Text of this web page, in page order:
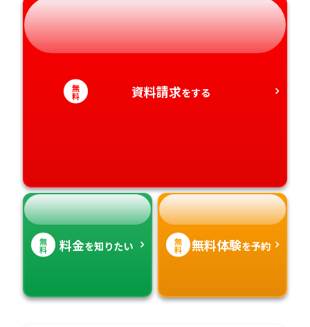
岐阜県
静岡県
愛知県
奈良県
和歌山県
山口県
徳島県
香川県
熊本県
大分県
宮崎県
無
料 資料請求をする
無
料 料金を知りたい 無
料 無料体験を予約